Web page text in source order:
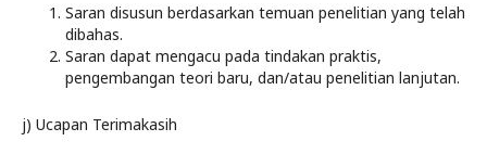
Saran disusun berdasarkan temuan penelitian yang telah
dibahas.
Saran dapat mengacu pada tindakan praktis,
pengembangan teori baru, dan/atau penelitian lanjutan.
j) Ucapan Terimakasih